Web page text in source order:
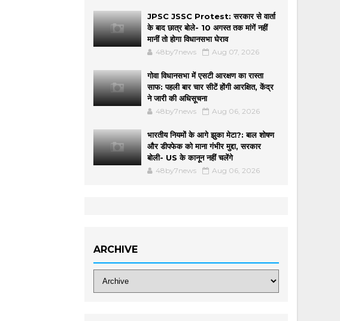
JPSC JSSC Protest: सरकार से वार्ता
के बाद छात्र बोले- 10 अगस्त तक मांगें नहीं
मानीं तो होगा विधानसभा घेराव
48by7news Aug 07, 2026
गोवा विधानसभा में एसटी आरक्षण का रास्ता
साफ: पहली बार चार सीटें होंगी आरक्षित, केंद्र
ने जारी की अधिसूचना
48by7news Aug 06, 2026
भारतीय नियमों के आगे झुका मेटा?: बाल शोषण
और डीपफेक को माना गंभीर मुद्दा, सरकार
बोली- US के कानून नहीं चलेंगे
48by7news Aug 06, 2026
ARCHIVE